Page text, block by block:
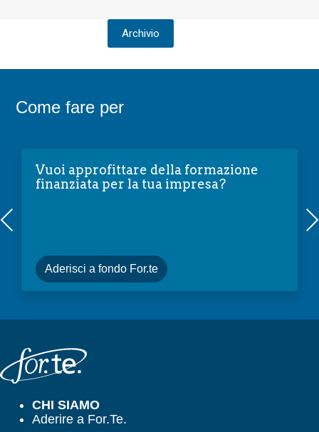
Archivio
Come fare per
Vuoi approfittare della formazione
finanziata per la tua impresa?
Aderisci a fondo For.te
CHI SIAMO
Aderire a For.Te.